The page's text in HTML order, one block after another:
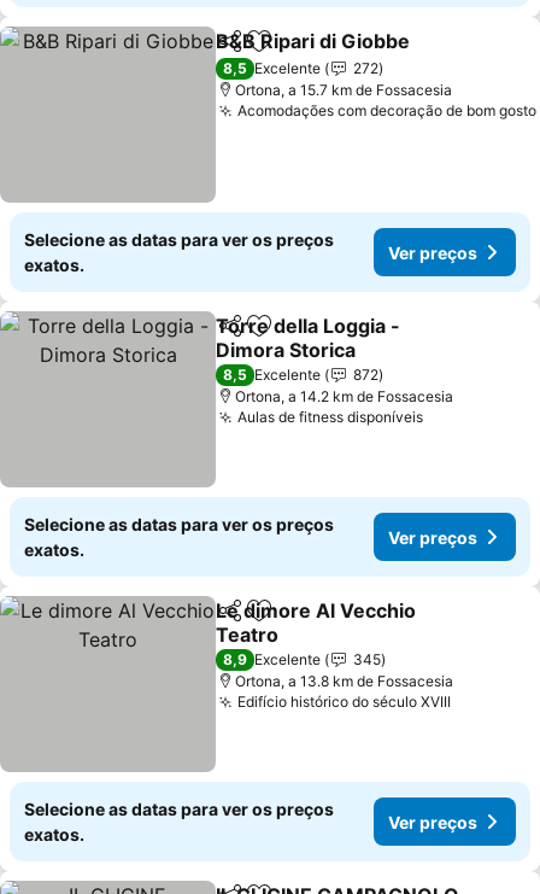
PartilharAdicionar aos favoritos
B&B Ripari di Giobbe
8,5 Excelente
272
Ortona, a 15.7 km de Fossacesia
Acomodações com decoração de bom gosto
Selecione as datas para ver os preços
exatos.
Ver preços
PartilharAdicionar aos favoritos
Torre della Loggia -
Dimora Storica
Ver preços
8,5 Excelente
872
Ortona, a 14.2 km de Fossacesia
Aulas de fitness disponíveisVer preços
Selecione as datas para ver os preços
exatos.
Ver preços
PartilharAdicionar aos favoritos
Le dimore Al Vecchio
Teatro
Ver preços
8,9 Excelente
345
Ortona, a 13.8 km de Fossacesia
Edifício histórico do século XVIIIVer
Selecione as datas para ver os preços
exatos.
Ver preços